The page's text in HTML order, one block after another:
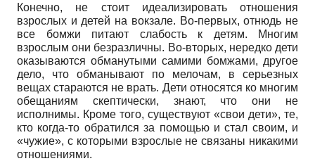
Конечно, не стоит идеализировать отношения
взрослых и детей на вокзале. Во-первых, отнюдь не
все бомжи питают слабость к детям. Многим
взрослым они безразличны. Во-вторых, нередко дети
оказываются обманутыми самими бомжами, другое
дело, что обманывают по мелочам, в серьезных
вещах стараются не врать. Дети относятся ко многим
обещаниям скептически, знают, что они не
исполнимы. Кроме того, существуют «свои дети», те,
кто когда-то обратился за помощью и стал своим, и
«чужие», с которыми взрослые не связаны никакими
отношениями.